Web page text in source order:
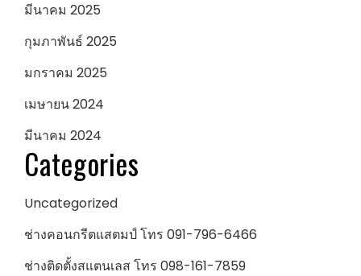
มีนาคม 2025
กุมภาพันธ์ 2025
มกราคม 2025
เมษายน 2024
มีนาคม 2024
Categories
Uncategorized
ช่างคอนกรีตแสตมป์ โทร 091-796-6466
ช่างติดตั้งสแตนเลส โทร 098-161-7859